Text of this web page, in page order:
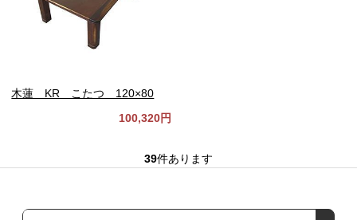
木蓮 KR こたつ 120×80
100,320円
39件あります